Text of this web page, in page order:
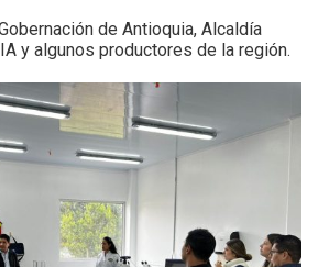
de Antioquia, Alcaldía
y algunos productores de la región.